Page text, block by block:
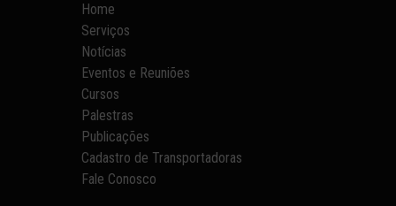
Home
Serviços
Notícias
Eventos e Reuniões
Cursos
Palestras
Publicações
Cadastro de Transportadoras
Fale Conosco